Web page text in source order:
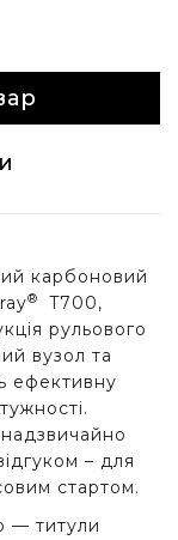
карбоновий
®
T700,
рульового
вузол та
ефективну
– для
стартом.
— титули